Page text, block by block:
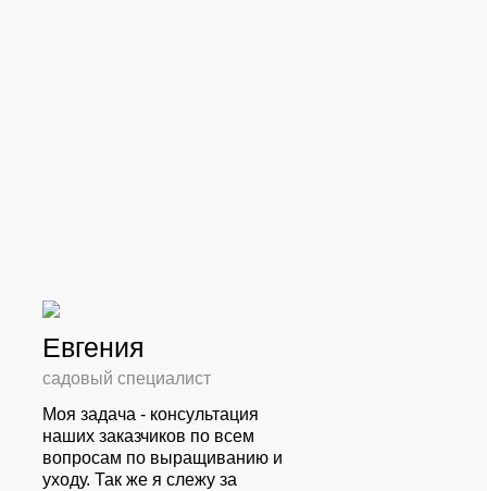
Евгения
садовый специалист
Моя задача - консультация
наших заказчиков по всем
вопросам по выращиванию и
уходу. Так же я слежу за